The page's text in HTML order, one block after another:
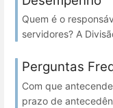
Quem é o
servidores? A
Perguntas
Com que
prazo de